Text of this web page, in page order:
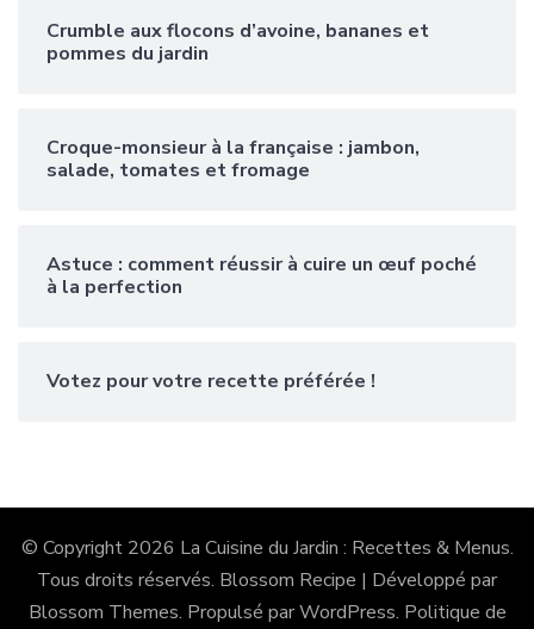
Crumble aux flocons d’avoine, bananes et
pommes du jardin
Croque-monsieur à la française : jambon,
salade, tomates et fromage
Astuce : comment réussir à cuire un œuf poché
à la perfection
Votez pour votre recette préférée !
© Copyright 2026 La Cuisine du Jardin : Recettes & Menus.
Tous droits réservés. Blossom Recipe | Développé par
Blossom Themes. Propulsé parWordPress. Politique de